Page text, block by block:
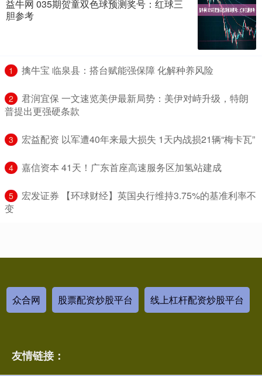
益牛网 035期贺童双色球预测奖号：红球三
胆参考
1 ​擒牛宝 临泉县：搭台赋能强保障 化解种养风险
2
​君润宜保 一文速览美伊最新局势：美伊对峙升级，特朗
普提出更强硬条款
3 ​宏益配资 以军遭40年来最大损失 1天内战损21辆“梅卡瓦”
4 ​嘉信资本 41天！广东首座高速服务区加氢站建成
5
​宏发证券 【环球财经】英国央行维持3.75%的基准利率不
变
众合网 股票配资炒股平台 线上杠杆配资炒股平台
友情链接：